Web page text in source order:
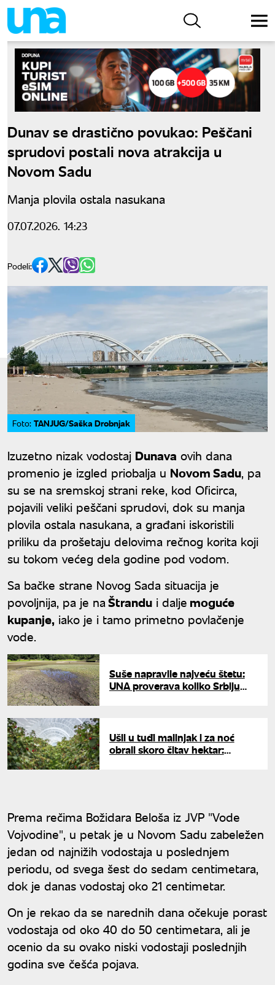
Dunav se drastično povukao: Peščani
sprudovi postali nova atrakcija u
Novom Sadu
Manja plovila ostala nasukana
07.07.2026. 14:23
Podeli:
Foto: TANJUG/Saška Drobnjak
Izuzetno nizak vodostaj Dunava ovih dana
promenio je izgled priobalja u Novom Sadu, pa
su se na sremskoj strani reke, kod Oficirca,
pojavili veliki peščani sprudovi, dok su manja
plovila ostala nasukana, a građani iskoristili
priliku da prošetaju delovima rečnog korita koji
su tokom većeg dela godine pod vodom.
Sa bačke strane Novog Sada situacija je
povoljnija, pa je naŠtrandu i dalje moguće
kupanje, iako je i tamo primetno povlačenje
vode.
Suše napravile najveću štetu:
UNA proverava koliko Srbiju
Ušli u tuđi malinjak i za noć
obrali skoro čitav hektar:
Prema rečima Božidara Beloša iz JVP "Vode
Vojvodine", u petak je u Novom Sadu zabeležen
jedan od najnižih vodostaja u poslednjem
periodu, od svega šest do sedam centimetara,
dok je danas vodostaj oko 21 centimetar.
On je rekao da se narednih dana očekuje porast
vodostaja od oko 40 do 50 centimetara, ali je
ocenio da su ovako niski vodostaji poslednjih
godina sve češća pojava.